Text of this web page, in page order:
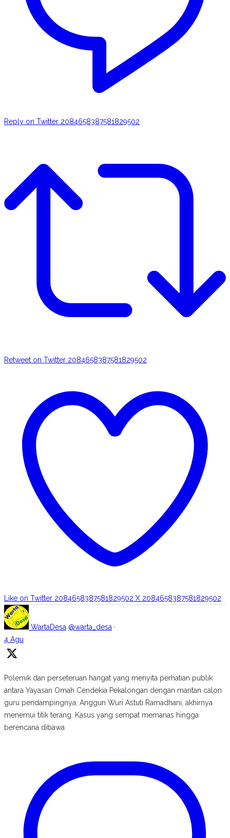
Reply on Twitter 2084658387581829502
Retweet on Twitter 2084658387581829502
Like on Twitter 2084658387581829502 X 2084658387581829502
WartaDesa @warta_desa ·
4 Agu
Polemik dan perseteruan hangat yang menyita perhatian publik
antara Yayasan Omah Cendekia Pekalongan dengan mantan calon
guru pendampingnya, Anggun Wuri Astuti Ramadhani, akhirnya
menemui titik terang. Kasus yang sempat memanas hingga
berencana dibawa